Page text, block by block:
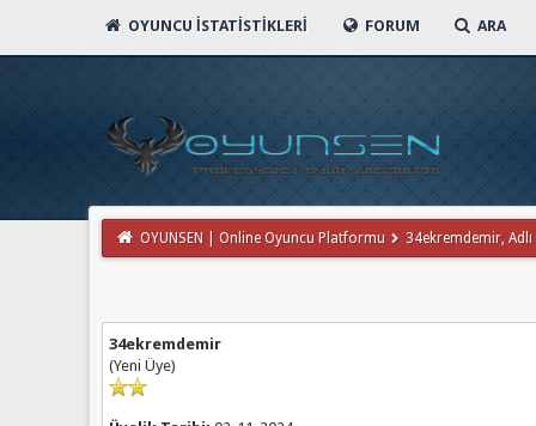
OYUNCU İSTATISTIKLERI FORUM ARA
OYUNSEN | Online Oyuncu Platformu 34ekremdemir, Adlı
34ekremdemir
(Yeni Üye)